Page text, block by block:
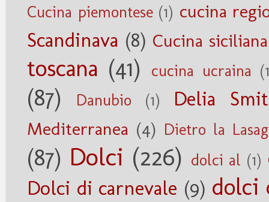
Cucina piemontese (1) cucina
Scandinava (8) Cucina siciliana
toscana (41) cucina ucraina
(87) Danubio (1) Delia
Mediterranea (4) Dietro la
(87) Dolci (226) dolci al (1)
Dolci di carnevale (9) dolci